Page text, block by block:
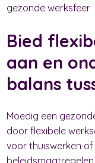
gezonde werksfeer.
Bied
aan en
balans
Moedig een
door flexibele
voor thuiswerken